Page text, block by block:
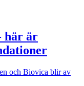
här är
och Biovica blir av